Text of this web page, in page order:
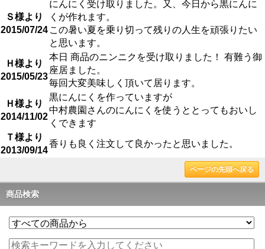
Ｓ様より
2015/07/24
にんにく受け取りました。又、今日から黒にんに
くが作れます。
この暑い夏を乗り切って残りの人生を頑張りたい
と思います。
Ｈ様より
2015/05/23
本日 商品のニンニクを受け取りました！ 有難う御
座居ました。
毎回大変美味しく頂いて居ります。
Ｈ様より
2014/11/02
黒にんにくを作っていますが
中村農園さんのにんにくを使うととってもおいし
くできます
Ｔ様より
2013/09/14
香りも良く注文して良かったと思いました。
ページの先頭へ戻る
商品検索